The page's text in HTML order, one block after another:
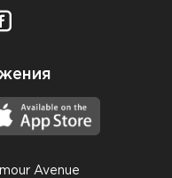
Avenue